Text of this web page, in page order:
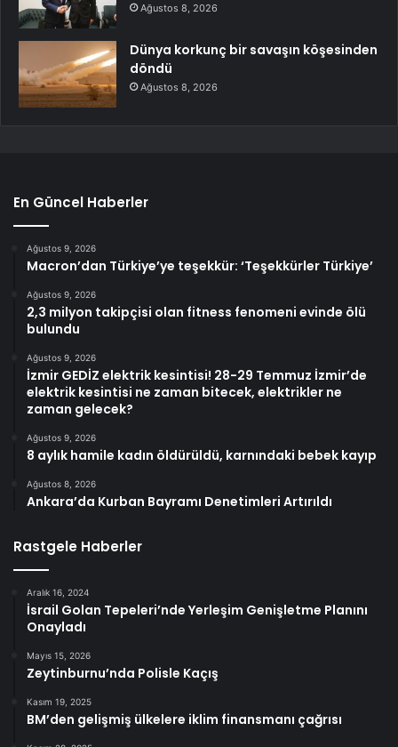
Ağustos 8, 2026
Dünya korkunç bir savaşın köşesinden
döndü
Ağustos 8, 2026
En Güncel Haberler
Ağustos 9, 2026
Macron’dan Türkiye’ye teşekkür: ‘Teşekkürler Türkiye’
Ağustos 9, 2026
2,3 milyon takipçisi olan fitness fenomeni evinde ölü
bulundu
Ağustos 9, 2026
İzmir GEDİZ elektrik kesintisi! 28-29 Temmuz İzmir’de
elektrik kesintisi ne zaman bitecek, elektrikler ne
zaman gelecek?
Ağustos 9, 2026
8 aylık hamile kadın öldürüldü, karnındaki bebek kayıp
Ağustos 8, 2026
Ankara’da Kurban Bayramı Denetimleri Artırıldı
Rastgele Haberler
Aralık 16, 2024
İsrail Golan Tepeleri’nde Yerleşim Genişletme Planını
Onayladı
Mayıs 15, 2026
Zeytinburnu’nda Polisle Kaçış
Kasım 19, 2025
BM’den gelişmiş ülkelere iklim finansmanı çağrısı